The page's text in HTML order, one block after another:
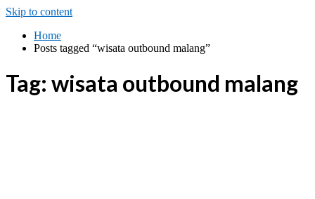
Skip to content
Home
Posts tagged “wisata outbound malang”
Tag: wisata outbound malang